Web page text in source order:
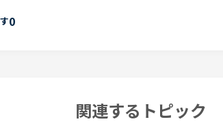
0
関連するトピック